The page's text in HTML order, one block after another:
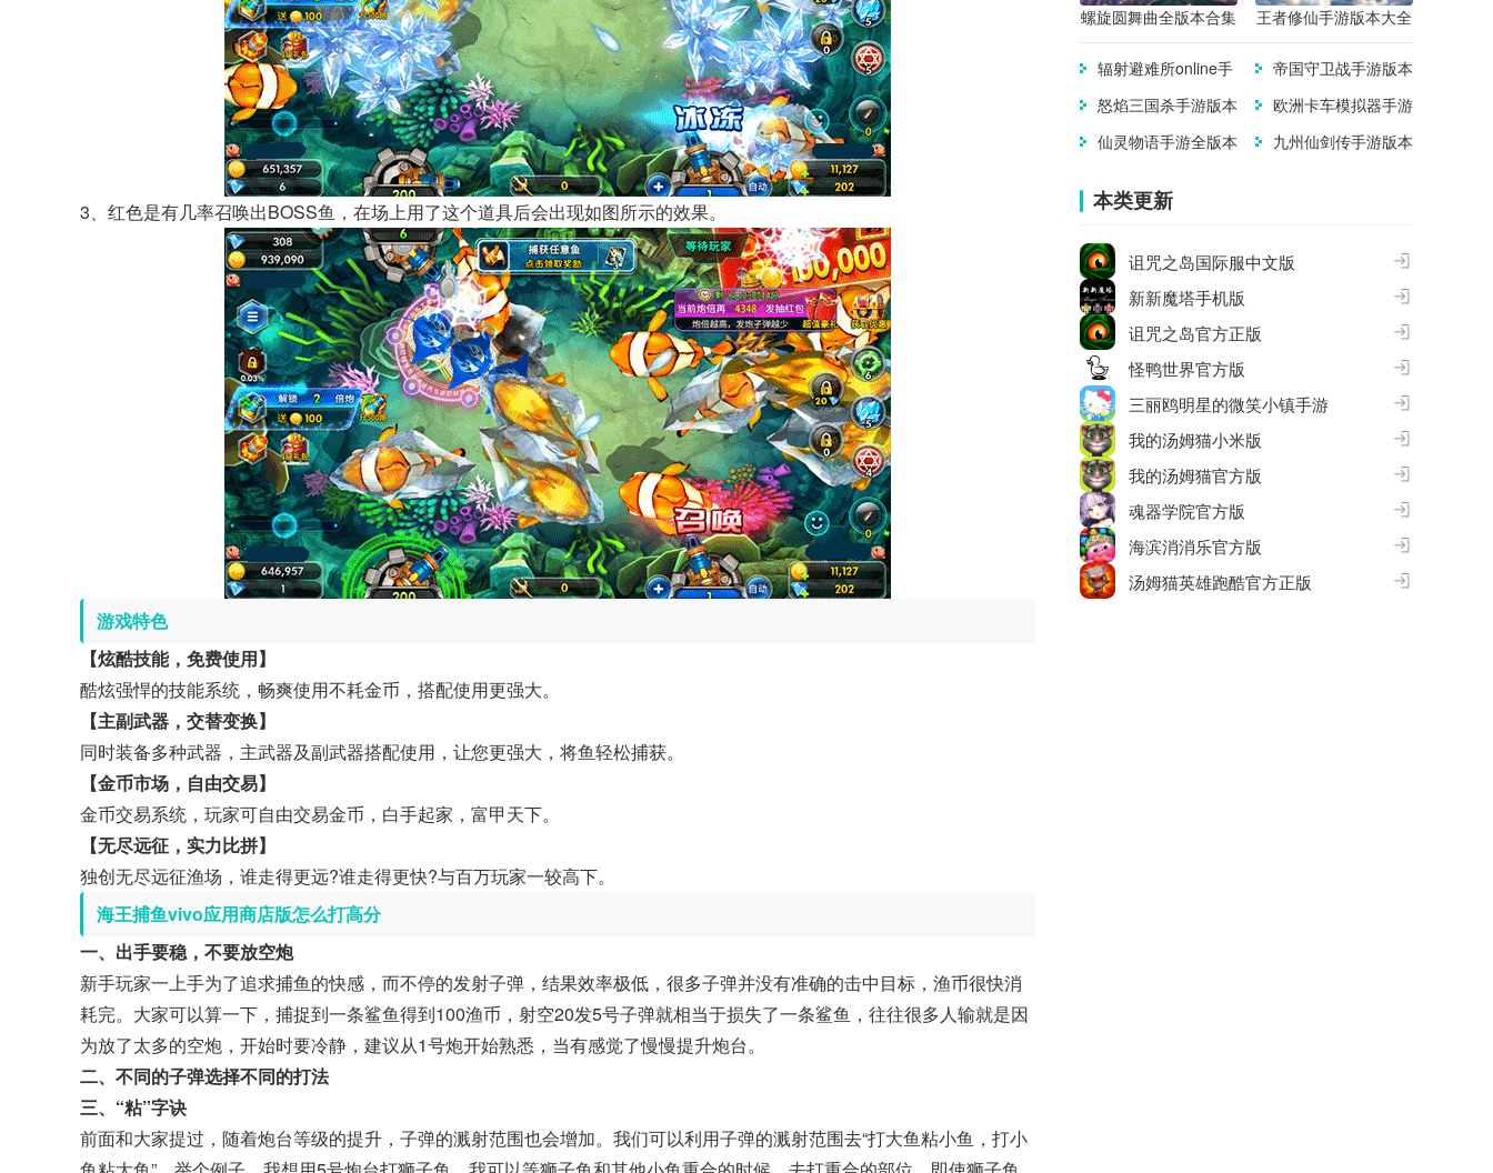
3、红色是有几率召唤出BOSS鱼，在场上用了这个道具后会出现如图所示的效果。
游戏特色
【炫酷技能，免费使用】
酷炫强悍的技能系统，畅爽使用不耗金币，搭配使用更强大。
【主副武器，交替变换】
同时装备多种武器，主武器及副武器搭配使用，让您更强大，将鱼轻松捕获。
【金币市场，自由交易】
金币交易系统，玩家可自由交易金币，白手起家，富甲天下。
【无尽远征，实力比拼】
独创无尽远征渔场，谁走得更远?谁走得更快?与百万玩家一较高下。
海王捕鱼vivo应用商店版怎么打高分
一、出手要稳，不要放空炮
新手玩家一上手为了追求捕鱼的快感，而不停的发射子弹，结果效率极低，很多子弹并没有准确的击中目标，渔币很快消
耗完。大家可以算一下，捕捉到一条鲨鱼得到100渔币，射空20发5号子弹就相当于损失了一条鲨鱼，往往很多人输就是因
为放了太多的空炮，开始时要冷静，建议从1号炮开始熟悉，当有感觉了慢慢提升炮台。
二、不同的子弹选择不同的打法
三、“粘”字诀
前面和大家提过，随着炮台等级的提升，子弹的溅射范围也会增加。我们可以利用子弹的溅射范围去“打大鱼粘小鱼，打小
螺旋圆舞曲全版本合集 王者修仙手游版本大全
辐射避难所online手
帝国守卫战手游版本
怒焰三国杀手游版本
欧洲卡车模拟器手游
仙灵物语手游全版本
九州仙剑传手游版本
本类更新
诅咒之岛国际服中文版
新新魔塔手机版
诅咒之岛官方正版
怪鸭世界官方版
三丽鸥明星的微笑小镇手游
我的汤姆猫小米版
我的汤姆猫官方版
魂器学院官方版
海滨消消乐官方版
汤姆猫英雄跑酷官方正版